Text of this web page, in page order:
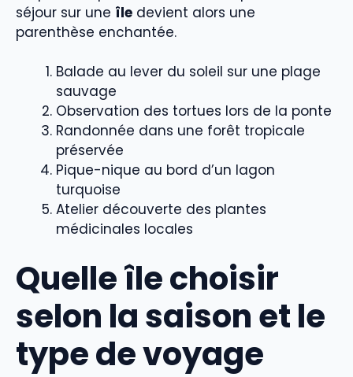
séjour sur une île devient alors une
parenthèse enchantée.
Balade au lever du soleil sur une plage
sauvage
Observation des tortues lors de la ponte
Randonnée dans une forêt tropicale
préservée
Pique-nique au bord d’un lagon
turquoise
Atelier découverte des plantes
médicinales locales
Quelle île choisir
selon la saison et le
type de voyage